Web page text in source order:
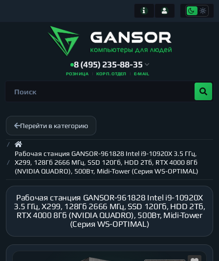
8 (495) 235-88-35
РОЗНИЦА КОРП. ОТДЕЛ E-MAIL
Перейти в категорию
Рабочая станция GANSOR-961828 Intel i9-10920X 3.5 ГГц,
X299, 128Гб 2666 МГц, SSD 120Гб, HDD 2Тб, RTX 4000 8Гб
(NVIDIA QUADRO), 500Вт, Midi-Tower (Серия WS-OPTIMAL)
Рабочая станция GANSOR-961828 Intel i9-10920X
3.5 ГГц, X299, 128Гб 2666 МГц, SSD 120Гб, HDD 2Тб,
RTX 4000 8Гб (NVIDIA QUADRO), 500Вт, Midi-Tower
(Серия WS-OPTIMAL)